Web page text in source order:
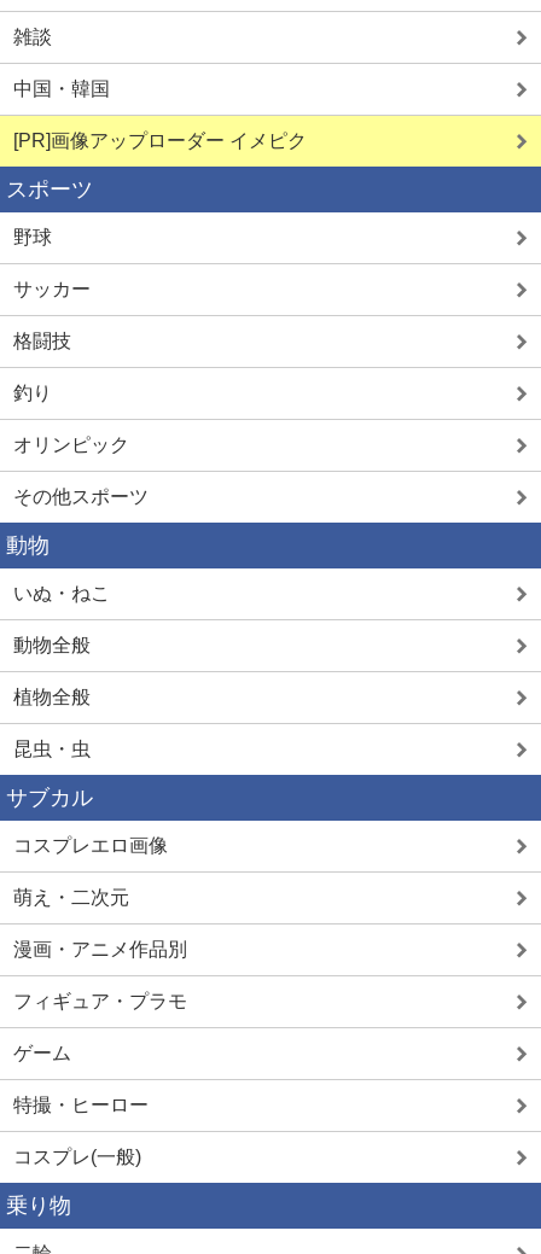
雑談
中国・韓国
[PR]画像アップローダー イメピク
スポーツ
野球
サッカー
格闘技
釣り
オリンピック
その他スポーツ
動物
いぬ・ねこ
動物全般
植物全般
昆虫・虫
サブカル
コスプレエロ画像
萌え・二次元
漫画・アニメ作品別
フィギュア・プラモ
ゲーム
特撮・ヒーロー
コスプレ(一般)
乗り物